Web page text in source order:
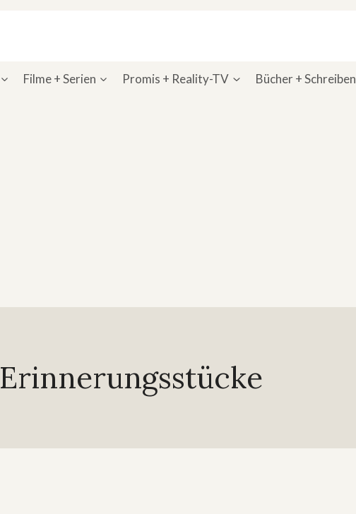
Filme + Serien Promis + Reality-TV Bücher + Schreiben
Erinnerungsstücke